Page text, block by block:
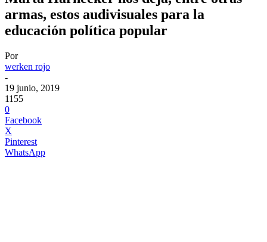
armas, estos audivisuales para la
educación política popular
Por
werken rojo
-
19 junio, 2019
1155
0
Facebook
X
Pinterest
WhatsApp